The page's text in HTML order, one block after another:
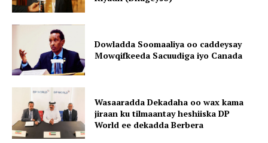
Dowladda Soomaaliya oo caddeysay
Mowqifkeeda Sacuudiga iyo Canada
Wasaaradda Dekadaha oo wax kama
jiraan ku tilmaantay heshiiska DP
World ee dekadda Berbera